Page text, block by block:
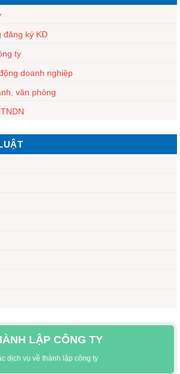
đăng ký KD
ty
doanh nghiệp
văn phòng
LẬP CÔNG TY
dịch vụ về thành lập công ty